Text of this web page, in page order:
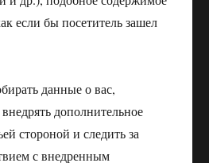
если бы посетитель зашел
данные о вас,
дополнительное
стороной и следить за
с внедренным